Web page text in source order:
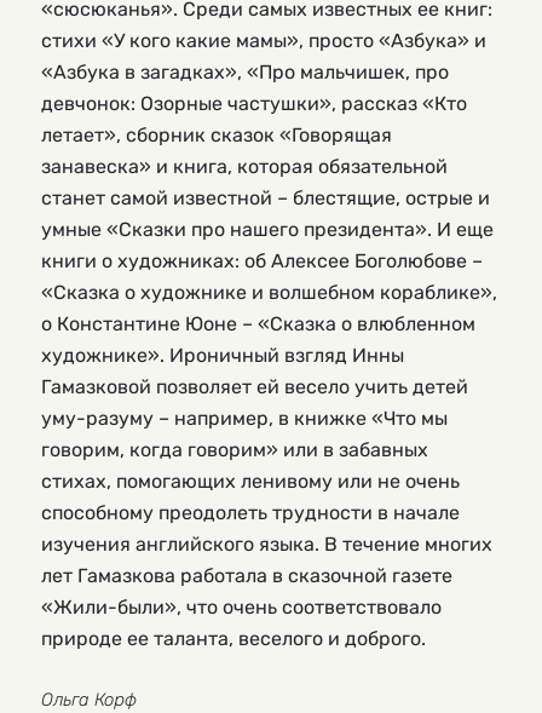
«сюсюканья». Среди самых известных ее книг:
стихи «У кого какие мамы», просто «Азбука» и
«Азбука в загадках», «Про мальчишек, про
девчонок: Озорные частушки», рассказ «Кто
летает», сборник сказок «Говорящая
занавеска» и книга, которая обязательной
станет самой известной – блестящие, острые и
умные «Сказки про нашего президента». И еще
книги о художниках: об Алексее Боголюбове –
«Сказка о художнике и волшебном кораблике»,
о Константине Юоне – «Сказка о влюбленном
художнике». Ироничный взгляд Инны
Гамазковой позволяет ей весело учить детей
уму-разуму – например, в книжке «Что мы
говорим, когда говорим» или в забавных
стихах, помогающих ленивому или не очень
способному преодолеть трудности в начале
изучения английского языка. В течение многих
лет Гамазкова работала в сказочной газете
«Жили-были», что очень соответствовало
природе ее таланта, веселого и доброго.
Ольга Корф